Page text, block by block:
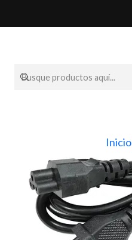
Inicio